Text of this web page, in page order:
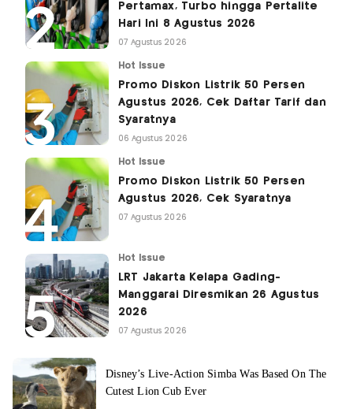
Pertamax, Turbo hingga Pertalite
Hari Ini 8 Agustus 2026
07 Agustus 2026
Hot Issue
Promo Diskon Listrik 50 Persen
Agustus 2026, Cek Daftar Tarif dan
Syaratnya
06 Agustus 2026
Hot Issue
Promo Diskon Listrik 50 Persen
Agustus 2026, Cek Syaratnya
07 Agustus 2026
Hot Issue
LRT Jakarta Kelapa Gading-
Manggarai Diresmikan 26 Agustus
2026
07 Agustus 2026